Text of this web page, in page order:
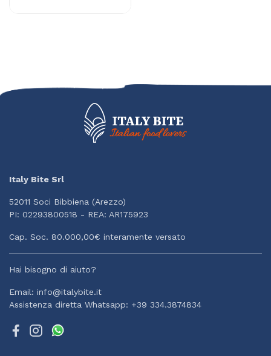
Italy Bite Srl
52011 Soci Bibbiena (Arezzo)
PI: 02293800518 - REA: AR175923
Cap. Soc. 80.000,00€ interamente versato
Hai bisogno di aiuto?
Email: info@italybite.it
Assistenza diretta Whatsapp: +39 334.3874834